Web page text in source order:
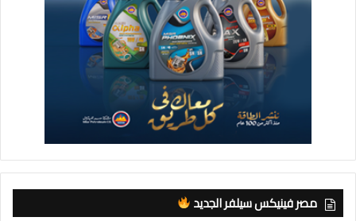
مصر فينيكس سيلفر الجديد